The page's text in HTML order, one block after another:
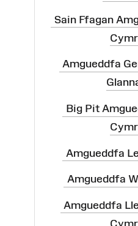
Sain Ffagan
Amgueddfa
Big Pit
Amgueddfa
Amgueddfa
Amgueddfa